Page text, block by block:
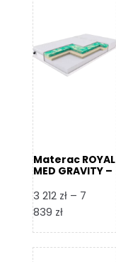
8
739 zł
Materac ROYAL
MED GRAVITY –
3 212 zł – 7
839 złZakres
od